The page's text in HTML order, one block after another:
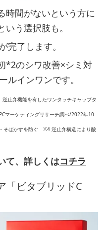
時間がないという方に
う選択肢も。
完了します。
*2のシワ改善×シミ対
インワンです。
止弁機能を有したワンタッチキャップタ
マーケティングリサーチ調べ/2022年10
そばかすを防ぐ ※4 逆止弁構造により酸
て、詳しくはコチラ
「ビタブリッドC